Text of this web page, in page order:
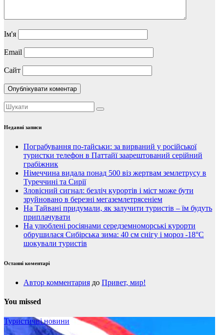
Ім'я
Email
Сайт
Недавні записи
Пограбування по-тайськи: за вирваний у російської
туристки телефон в Паттайї заарештований серійний
грабіжник
Німеччина видала понад 500 віз жертвам землетрусу в
Туреччині та Сирії
Зловісний сигнал: безліч курортів і міст може бути
зруйновано в березні мегаземлетрясеніем
На Тайвані придумали, як залучити туристів – їм будуть
приплачувати
На улюблені росіянами середземноморські курорти
обрушилася Сибірська зима: 40 см снігу і мороз -18°C
шокували туристів
Останні коментарі
Автор комментария до Привет, мир!
You missed
Туристичні новини